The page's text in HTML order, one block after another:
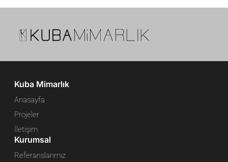
Kuba Mimarlık
Anasayfa
Projeler
İletişim
Kurumsal
Referanslarımız